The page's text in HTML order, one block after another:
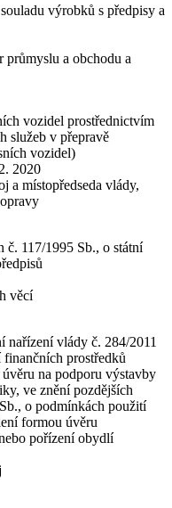
výrobků s předpisy a
průmyslu a obchodu a
vozidel prostřednictvím
služeb v přepravě
vozidel)
2020
a místopředseda vlády,
č. 117/1995 Sb., o státní
věcí
nařízení vlády č. 284/2011
prostředků
na podporu výstavby
ve znění pozdějších
o podmínkách použití
formou úvěru
pořízení obydlí